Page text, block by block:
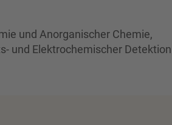
und Anorganischer Chemie,
und Elektrochemischer Detektion